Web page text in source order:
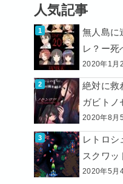
人気記事
無人島に
レ？ー死
2020年1月
絶対に救
ガビトノ
2020年8月
レトロシ
スクワッ
2020年5月